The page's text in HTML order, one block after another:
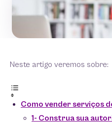
Neste artigo veremos sobre:
Como vender serviços
1- Construa sua